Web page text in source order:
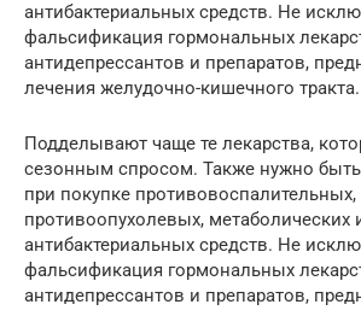
антибактериальных средств. Не
фальсификация гормональных
антидепрессантов и препаратов,
лечения желудочно-кишечного тракта.
Подделывают чаще те лекарства,
сезонным спросом. Также нужно
при покупке
противоопухолевых, метаболических
антибактериальных средств. Не
фальсификация гормональных
антидепрессантов и препаратов,